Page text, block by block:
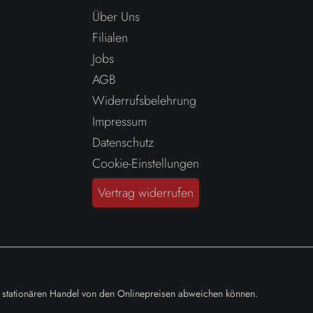
Über Uns
Filialen
Jobs
AGB
Widerrufsbelehrung
Impressum
Datenschutz
Cookie-Einstellungen
Vertrag widerrufen
Handel von den Onlinepreisen abweichen können.